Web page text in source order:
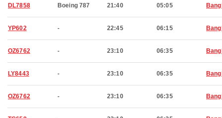
DL7858 Boeing 787 21:40 05:05
YP602 - 22:45 06:15
OZ6762 - 23:10 06:35
LY8443 - 23:10 06:35
OZ6762 - 23:10 06:35